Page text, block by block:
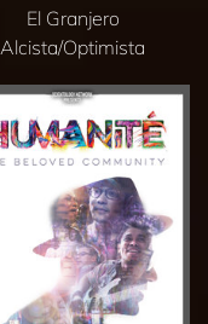
El Granjero
Alcista/Optimista